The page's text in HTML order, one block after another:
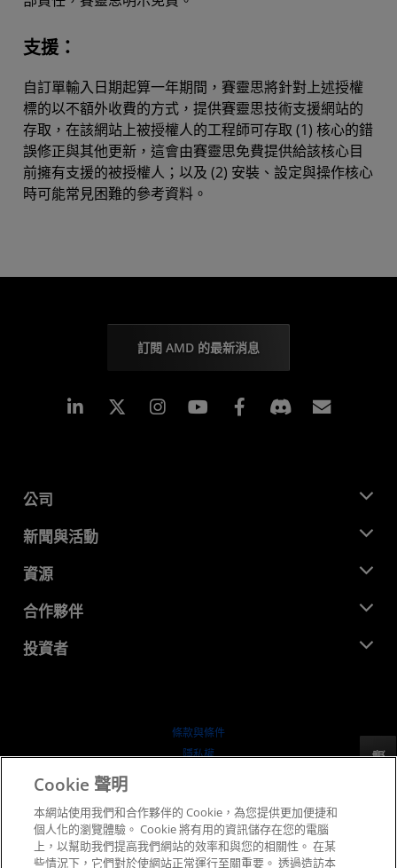
支援：
自訂單輸入日期起算一年期間，賽靈思將針對上述授權
標的以不額外收費的方式，提供賽靈思技術支援網站的
存取，在該網站上被授權人的工程師可存取 (1) 核心的錯
誤修正與其他更新，這會由賽靈思免費提供給該核心目
前擁有支援的被授權人；以及 (2) 安裝、設定與操作核心
時可能常見困難的參考資料。
訂閱 AMD 的最新消息
Linkedin Instagram Facebook
公司
關於 AMD
企業責任
招聘
聯絡我們
新聞與活動
新聞室
媒體庫
資源
開發者中心
案例研究
合作夥伴
AMD 合作夥伴中心
投資者
條款與條件
隱私權
公平公開競爭
英國稅務策略
Cookie 政策
反馈
Cookie 聲明
本網站使用我們和合作夥伴的 Cookie，為您提供更加便捷和
個人化的瀏覽體驗。 Cookie 將有用的資訊儲存在您的電腦
上，以幫助我們提高我們網站的效率和與您的相關性。 在某
些情況下，它們對於使網站正常運行至關重要。 透過造訪本